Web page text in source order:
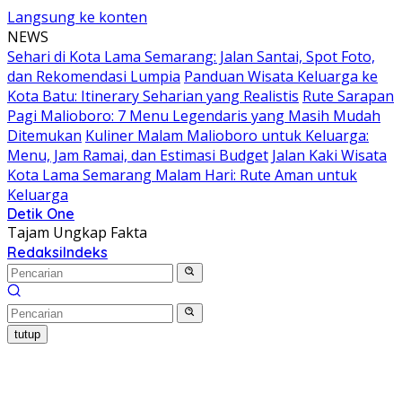
Langsung ke konten
NEWS
Sehari di Kota Lama Semarang: Jalan Santai, Spot Foto,
dan Rekomendasi Lumpia Panduan Wisata Keluarga ke
Kota Batu: Itinerary Seharian yang Realistis Rute Sarapan
Pagi Malioboro: 7 Menu Legendaris yang Masih Mudah
Ditemukan Kuliner Malam Malioboro untuk Keluarga:
Menu, Jam Ramai, dan Estimasi Budget Jalan Kaki Wisata
Kota Lama Semarang Malam Hari: Rute Aman untuk
Keluarga
Detik One
Tajam Ungkap Fakta
RedaksiIndeks
tutup